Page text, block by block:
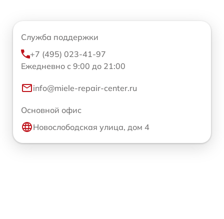
Служба поддержки
+7 (495) 023-41-97
Ежедневно с 9:00 до 21:00
info@miele-repair-center.ru
Основной офис
Новослободская улица, дом 4